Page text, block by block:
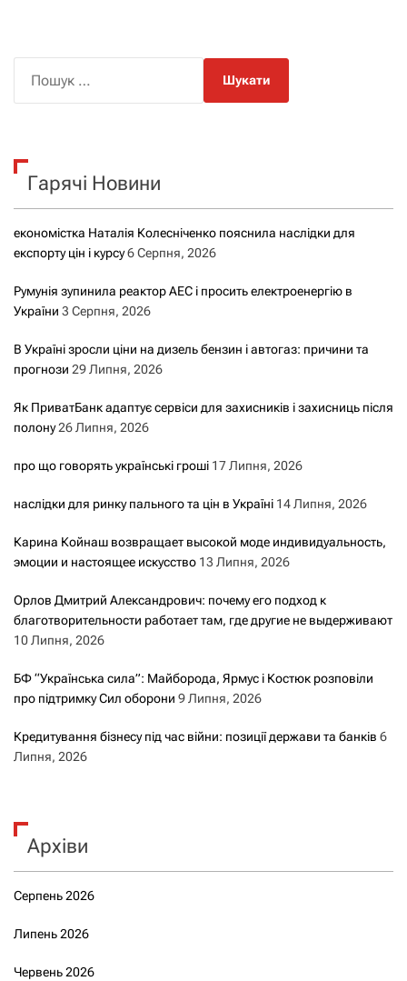
к
Гарячі Новини
економістка Наталія Колесніченко пояснила наслідки для
експорту цін і курсу6 Серпня, 2026
Румунія зупинила реактор АЕС і просить електроенергію в
України 3 Серпня, 2026
В Україні зросли ціни на дизель бензин і автогаз: причини та
прогнози 29 Липня, 2026
Як ПриватБанк адаптує сервіси для захисників і захисниць після
полону26 Липня, 2026
про що говорять українські гроші 17 Липня, 2026
наслідки для ринку пального та цін в Україні 14 Липня, 2026
Карина Койнаш возвращает высокой моде индивидуальность,
эмоции и настоящее искусство 13 Липня, 2026
Орлов Дмитрий Александрович: почему его подход к
благотворительности работает там, где другие не выдерживают
10 Липня, 2026
БФ “Українська сила”: Майборода, Ярмус і Костюк розповіли
про підтримку Сил оборони 9 Липня, 2026
Кредитування бізнесу під час війни: позиції держави та банків 6
Липня, 2026
Архіви
Серпень 2026
Липень 2026
Червень 2026